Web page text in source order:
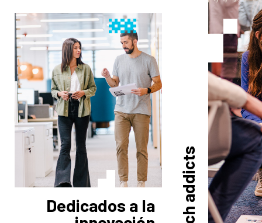
Dedicados a la
Tech addicts